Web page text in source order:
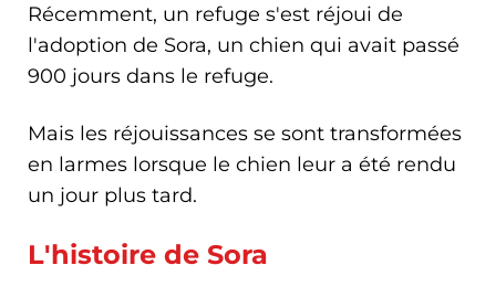
Récemment, un refuge s'est réjoui de
l'adoption de Sora, un chien qui avait passé
900 jours dans le refuge.
Mais les réjouissances se sont transformées
en larmes lorsque le chien leur a été rendu
un jour plus tard.
L'histoire de Sora